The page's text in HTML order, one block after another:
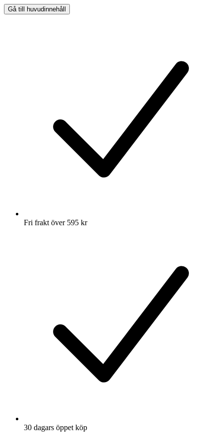
Gå till huvudinnehåll
Fri frakt över 595 kr
30 dagars öppet köp